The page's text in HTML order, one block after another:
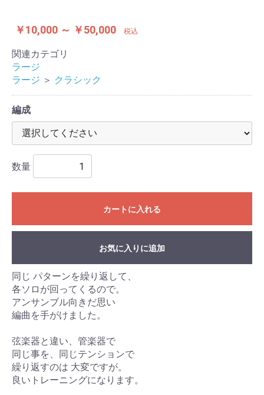
￥10,000 ～ ￥50,000 税込
関連カテゴリ
ラージ
ラージ ＞ クラシック
編成
数量
カートに入れる
お気に入りに追加
同じ パターンを繰り返して、
各ソロが回ってくるので。
アンサンブル向きだ思い
編曲を手がけました。
弦楽器と違い、管楽器で
同じ事を、同じテンションで
繰り返すのは 大変ですが。
良いトレーニングになります。